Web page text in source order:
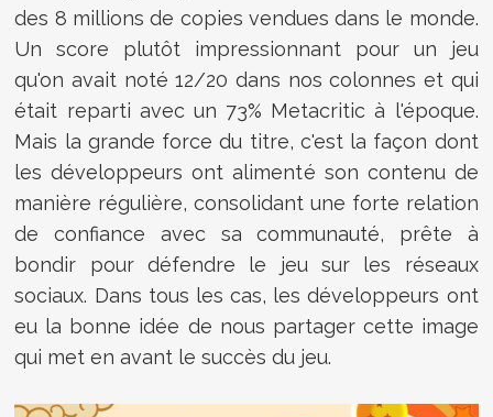
des 8 millions de copies vendues dans le monde.
Un score plutôt impressionnant pour un jeu
qu'on avait noté 12/20 dans nos colonnes et qui
était reparti avec un 73% Metacritic à l'époque.
Mais la grande force du titre, c'est la façon dont
les développeurs ont alimenté son contenu de
manière régulière, consolidant une forte relation
de confiance avec sa communauté, prête à
bondir pour défendre le jeu sur les réseaux
sociaux. Dans tous les cas, les développeurs ont
eu la bonne idée de nous partager cette image
qui met en avant le succès du jeu.